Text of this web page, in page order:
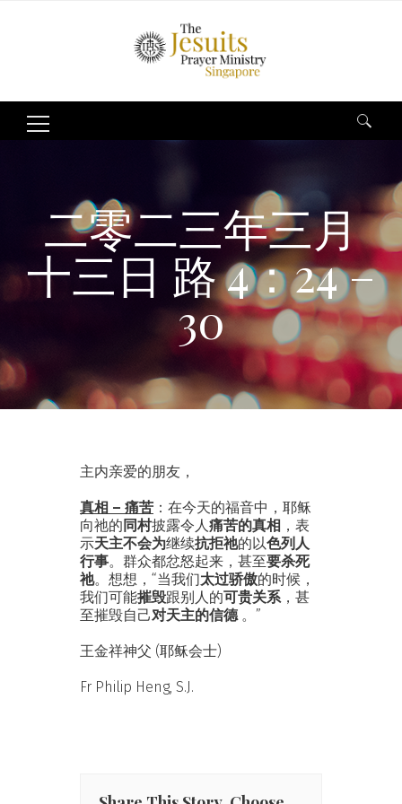
Search
二零二三年三月
十三日 路 4：24 –
30
主内亲爱的朋友，
真相 – 痛苦 ：在今天的福音中，耶稣
向祂的 同村披露令人痛苦的真相 ，表
示天主不会为继续抗拒祂的以色列人
行事。群众都忿怒起来，甚至要杀死
祂。想想，“当我们太过骄傲的时候，
我们可能摧毁跟别人的可贵关系，甚
至摧毁自己对天主的信德。”
王金祥神父 (耶稣会士)
Fr Philip Heng, S.J.